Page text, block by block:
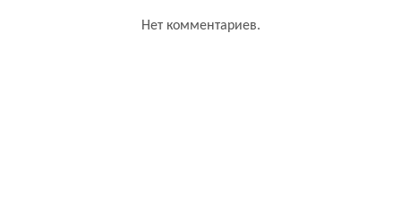
Нет комментариев.